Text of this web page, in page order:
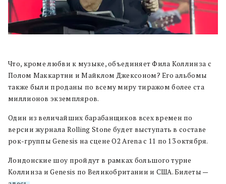
Что, кроме любви к музыке, объединяет Фила Коллинза с
Полом Маккартни и Майклом Джексоном? Его альбомы
также были проданы по всему миру тиражом более ста
миллионов экземпляров.
Один из величайших барабанщиков всех времен по
версии журнала Rolling Stone будет выступать в составе
рок-группы Genesis на сцене O2 Arena с 11 по 13 октября.
Лондонские шоу пройдут в рамках большого турне
Коллинза и Genesis по Великобритании и США. Билеты —